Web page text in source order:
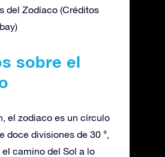
del Zodíaco (Créditos
sobre el
el zodiaco es un círculo
doce divisiones de 30 °,
camino del Sol a lo